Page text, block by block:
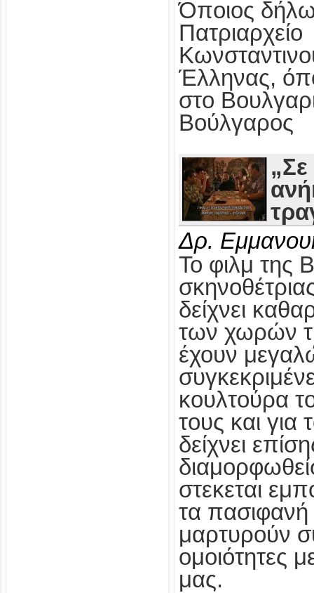
Όποιος
Πατριαρχείο
Έλληνας,
στο
Βούλγαρος
Δρ.
Το φιλμ της
δείχνει
των χωρών
έχουν
κουλτούρα
τους και
δείχνει
στεκεται
τα πασιφανή
μαρτυρούν
ομοιότητες
μας.